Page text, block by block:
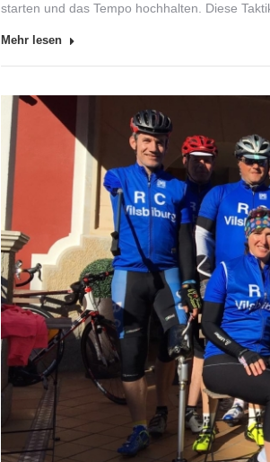
starten und das Tempo hochhalten. Diese
Mehr lesen